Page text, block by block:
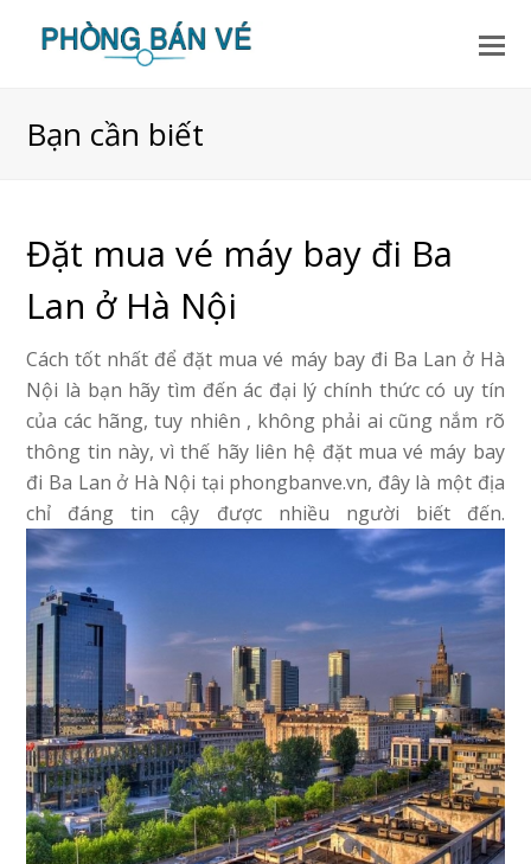
Bạn cần biết
Đặt mua vé máy bay đi Ba
Lan ở Hà Nội
Cách tốt nhất để đặt mua vé máy bay đi Ba Lan ở Hà
Nội là bạn hãy tìm đến ác đại lý chính thức có uy tín
của các hãng, tuy nhiên , không phải ai cũng nắm rõ
thông tin này, vì thế hãy liên hệ đặt mua vé máy bay
đi Ba Lan ở Hà Nội tại phongbanve.vn, đây là một địa
chỉ đáng tin cậy được nhiều người biết đến.